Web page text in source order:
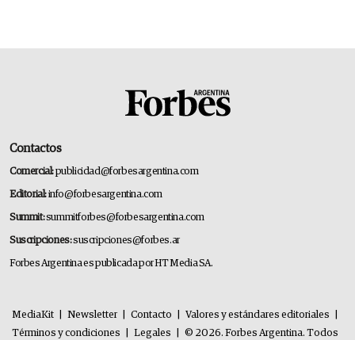
Contactos
Comercial:publicidad@forbesargentina.com
Editorial:info@forbesargentina.com
Summit:summitforbes@forbesargentina.com
Suscripciones:suscripciones@forbes.ar
Forbes Argentina es publicada por HT Media SA.
MediaKit Newsletter Contacto Valores y estándares editoriales
Términos y condiciones
Legales
© 2026. Forbes Argentina. Todos